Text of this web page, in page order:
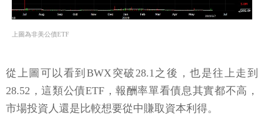
上圖為非美公債ETF
從上圖可以看到BWX突破28.1之後，也是往上走到
28.52，這類公債ETF，報酬率單看債息其實都不高，
市場投資人還是比較想要從中賺取資本利得。